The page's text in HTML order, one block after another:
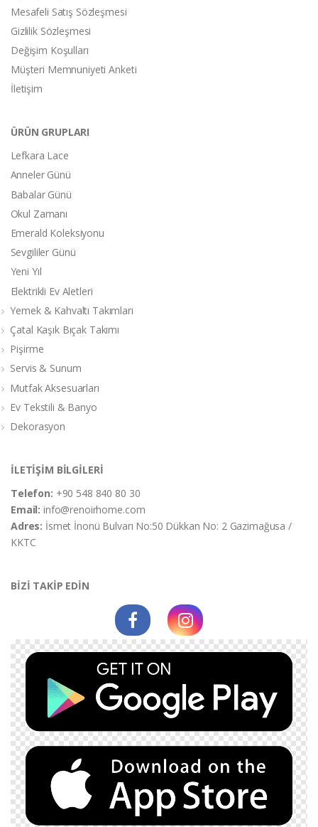
Mesafeli Satış Sözleşmesi
Gizlilik Sözleşmesi
Değişim Koşulları
Müşteri Memnuniyeti Anketi
İletişim
ÜRÜN GRUPLARI
Lefkara Lace
Anneler Günü
Babalar Günü
Okul Zamanı
Emerald Koleksiyonu
Sevgililer Günü
Yeni Yıl
Elektrikli Ev Aletleri
Yemek & Kahvaltı Takımları
Çatal Kaşık Bıçak Takımı
Pişirme
Servis & Sunum
Mutfak Aksesuarları
Ev Tekstili & Banyo
Dekorasyon
İLETİŞİM BİLGİLERİ
Telefon: +90 548 840 80 30
Email:info@renoirhome.com
Adres: İsmet İnonü Bulvarı No:50 Dükkan No: 2 Gazimağusa /
KKTC
BİZİ TAKİP EDİN